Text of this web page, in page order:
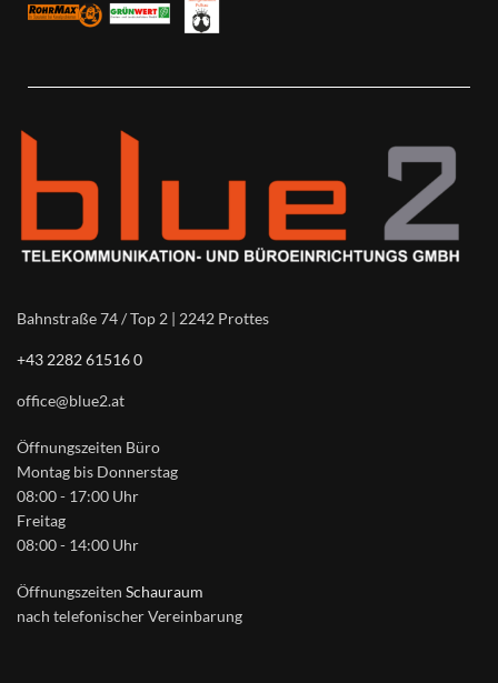
Bahnstraße 74 / Top 2 | 2242 Prottes
+43 2282 61516 0
office@blue2.at
Öffnungszeiten Büro
Montag bis Donnerstag
08:00 - 17:00 Uhr
Freitag
08:00 - 14:00 Uhr
Öffnungszeiten Schauraum
nach telefonischer Vereinbarung